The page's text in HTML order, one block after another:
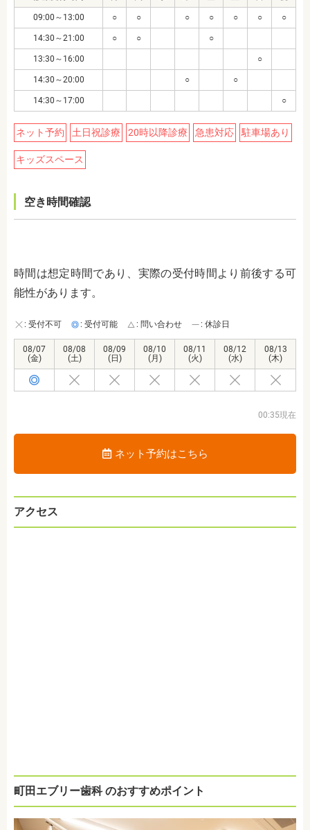
09:00～13:00 ○ ○ ○ ○ ○ ○ ○
14:30～21:00 ○ ○ ○
13:30～16:00 ○
14:30～20:00 ○ ○
14:30～17:00 ○
ネット予約 土日祝診療 20時以降診療 急患対応 駐車場あり
キッズスペース
空き時間確認
時間は想定時間であり、実際の受付時間より前後する可
能性があります。
: 受付不可 : 受付可能 : 問い合わせ : 休診日
08/07
(金)
08/08
(土)
08/09
(日)
08/10
(月)
08/11
(火)
08/12
(水)
08/13
(木)
00:35現在
ネット予約はこちら
アクセス
町田エブリー歯科 のおすすめポイント